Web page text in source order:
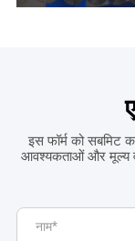
इस फॉर्म को सबमिट
आवश्यकताओं और मूल्य